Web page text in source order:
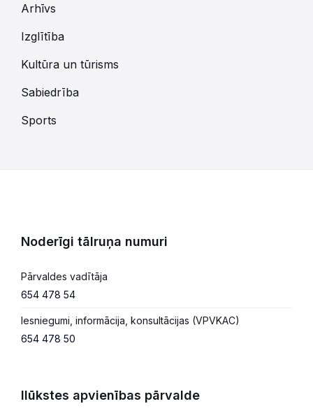
Arhīvs
Izglītība
Kultūra un tūrisms
Sabiedrība
Sports
Noderīgi tālruņa numuri
Pārvaldes vadītāja
654 478 54
Iesniegumi, informācija, konsultācijas (VPVKAC)
654 478 50
Ilūkstes apvienības pārvalde